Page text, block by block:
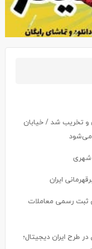
و تخریب شد / خیابان
شهری
ایران
ثبت رسمی معاملات
متخصص در طرح ایران دیجیتال؛